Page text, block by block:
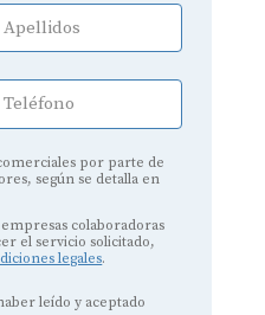
Apellidos
Teléfono
por parte de
según se detalla en
colaboradoras
el servicio solicitado,
legales.
leído y aceptado